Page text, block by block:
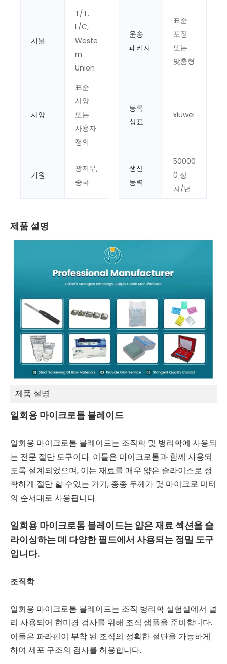
지불
T/T,
L/C,
Weste
rn
Union
운송
패키지
표준
포장
또는
맞춤형
사양
표준
사양
또는
사용자
정의
등록
상표
xiuwei
기원
광저우,
중국
생산
능력
50000
0 상
자/년
제품 설명
제품 설명
일회용 마이크로톰 블레이드
일회용 마이크로톰 블레이드는 조직학 및 병리학에 사용되
는 전문 절단 도구이다. 이들은 마이크로톰과 함께 사용되
도록 설계되었으며, 이는 재료를 매우 얇은 슬라이스로 정
확하게 절단 할 수있는 기기, 종종 두께가 몇 마이크로 미터
의 순서대로 사용됩니다.
일회용 마이크로톰 블레이드는 얇은 재료 섹션을 슬
라이싱하는 데 다양한 필드에서 사용되는 정밀 도구
입니다.
조직학
일회용 마이크로톰 블레이드는 조직 병리학 실험실에서 널
리 사용되어 현미경 검사를 위해 조직 샘플을 준비합니다.
이들은 파라핀이 부착 된 조직의 정확한 절단을 가능하게
하여 세포 구조의 검사를 허용합니다.